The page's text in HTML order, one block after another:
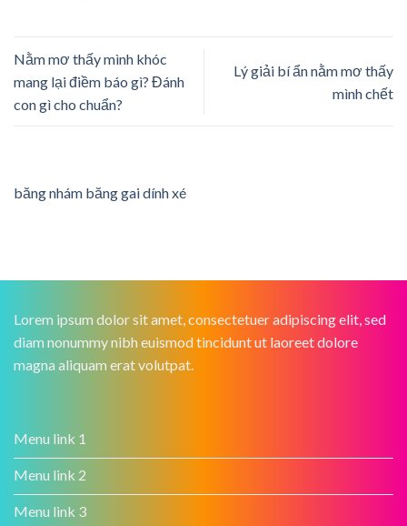
Nằm mơ thấy mình khóc
mang lại điềm báo gì? Đánh
con gì cho chuẩn?
Lý giải bí ẩn nằm mơ thấy
mình chết
băng nhám băng gai dính xé
Lorem ipsum dolor sit amet, consectetuer adipiscing elit, sed
diam nonummy nibh euismod tincidunt ut laoreet dolore
magna aliquam erat volutpat.
Menu link 1
Menu link 2
Menu link 3